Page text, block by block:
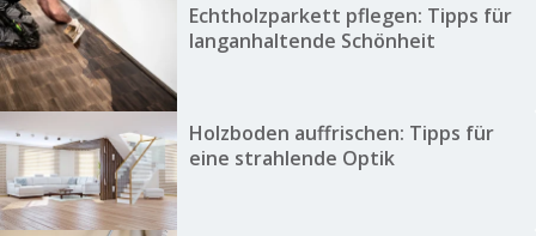
Echtholzparkett pflegen: Tipps für
langanhaltende Schönheit
Holzboden auffrischen: Tipps für
eine strahlende Optik